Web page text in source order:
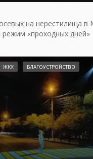
на нерестилища в
режим «проходных дней»
ЖКХ БЛАГОУСТРОЙСТВО